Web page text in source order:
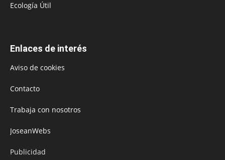
Ecología Útil
Enlaces de interés
Aviso de cookies
Contacto
Trabaja con nosotros
JoseanWebs
Publicidad